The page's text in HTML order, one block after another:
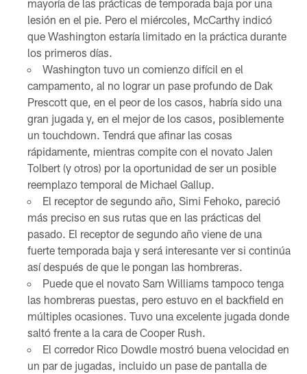
mayoría de las prácticas de temporada baja por una
lesión en el pie. Pero el miércoles, McCarthy indicó
que Washington estaría limitado en la práctica durante
los primeros días.
Washington tuvo un comienzo difícil en el
campamento, al no lograr un pase profundo de Dak
Prescott que, en el peor de los casos, habría sido una
gran jugada y, en el mejor de los casos, posiblemente
un touchdown. Tendrá que afinar las cosas
rápidamente, mientras compite con el novato Jalen
Tolbert (y otros) por la oportunidad de ser un posible
reemplazo temporal de Michael Gallup.
El receptor de segundo año, Simi Fehoko, pareció
más preciso en sus rutas que en las prácticas del
pasado. El receptor de segundo año viene de una
fuerte temporada baja y será interesante ver si continúa
así después de que le pongan las hombreras.
Puede que el novato Sam Williams tampoco tenga
las hombreras puestas, pero estuvo en el backfield en
múltiples ocasiones. Tuvo una excelente jugada donde
saltó frente a la cara de Cooper Rush.
El corredor Rico Dowdle mostró buena velocidad en
un par de jugadas, incluido un pase de pantalla de